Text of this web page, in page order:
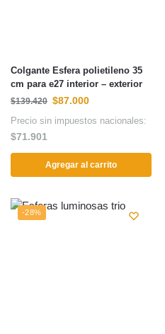
Colgante Esfera polietileno 35
cm para e27 interior – exterior
$139.420 $87.000
Precio sin impuestos nacionales:
$71.901
Agregar al carrito
-28%